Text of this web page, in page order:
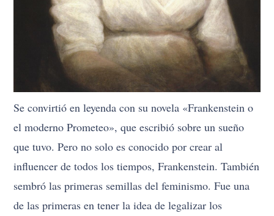
Se convirtió en leyenda con su novela «Frankenstein o
el moderno Prometeo», que escribió sobre un sueño
que tuvo. Pero no solo es conocido por crear al
influencer de todos los tiempos, Frankenstein. También
sembró las primeras semillas del feminismo. Fue una
de las primeras en tener la idea de legalizar los